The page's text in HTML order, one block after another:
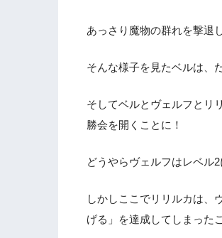
あっさり魔物の群れを撃退
そんな様子を見たベルは、
そしてベルとヴェルフとリ
勝会を開くことに！
どうやらヴェルフはレベル
しかしここでリリルカは、
げる」を達成してしまった